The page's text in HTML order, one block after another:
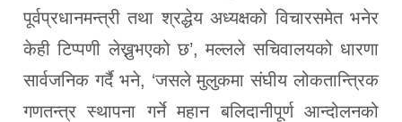
पूर्वप्रधानमन्त्री तथा श्रद्धेय अध्यक्षको विचारसमेत भनेर
केही टिप्पणी लेख्नुभएको छ’, मल्लले सचिवालयको धारणा
सार्वजनिक गर्दै भने, ‘जसले मुलुकमा संघीय लोकतान्त्रिक
गणतन्त्र स्थापना गर्ने महान बलिदानीपूर्ण आन्दोलनको